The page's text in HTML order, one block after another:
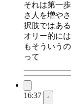
それは第一
さ人を増や
択肢ではあ
オリー的に
もそういう
って
16:37